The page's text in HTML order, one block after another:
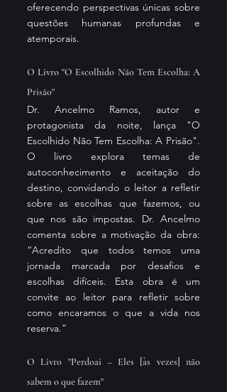
oferecendo perspectivas únicas sobre
questões humanas profundas e
atemporais.
O Livro "O Escolhido Não Tem Escolha: A
Prisão"
Dr. Ancelmo Ramos, autor e
protagonista da noite, lança "O
Escolhido Não Tem Escolha: A Prisão".
O livro explora temas de
autoconhecimento e aceitação do
destino, convidando o leitor a refletir
sobre as escolhas que fazemos, ou
que nos são impostas. Dr. Ancelmo
comenta sobre a motivação da obra:
“Acredito que todos temos uma
jornada marcada por desafios e
escolhas difíceis. Esta obra é um
convite ao leitor para refletir sobre
como encaramos o que a vida nos
reserva.”
O Livro "Perdoai – Eles [às vezes] não
sabem o que fazem"